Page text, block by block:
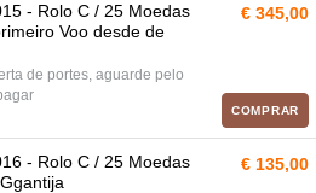
- Rolo C / 25 Moedas
Voo desde de
de portes, aguarde pelo
€ 345,00
COMPRAR
- Rolo C / 25 Moedas
€ 135,00